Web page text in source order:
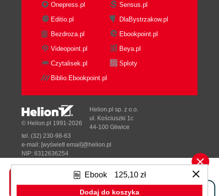
Ebook 125,10 zł
Dodaj do koszyka
Onepress.pl
Sensus.pl
Editio.pl
DlaBystrzakow.pl
Bezdroza.pl
Ebookpoint.pl
Videopoint.pl
Beya.pl
Czytalisek.pl
Sploty
Biblio.Ebookpoint.pl
Tonik.pl
© Helion.pl 1991-2026
Helion.pl sp. z o.o.
ul. Kościuszki 1c
44-100 Gliwice
tel. (32) 230-98-63
e-mail: [wyświetl email]@helion.pl
NIP: 6312636254